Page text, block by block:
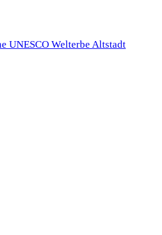
UNESCO Welterbe Altstadt